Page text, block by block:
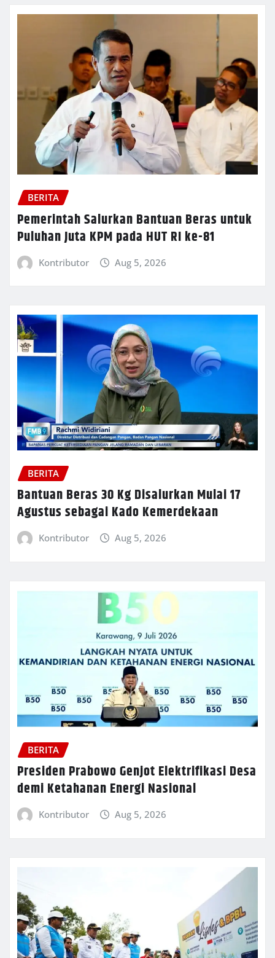
BERITA
Pemerintah Salurkan Bantuan Beras untuk
Puluhan Juta KPM pada HUT RI ke-81
Kontributor Aug 5, 2026
BERITA
Bantuan Beras 30 Kg Disalurkan Mulai 17
Agustus sebagai Kado Kemerdekaan
Kontributor Aug 5, 2026
BERITA
Presiden Prabowo Genjot Elektrifikasi Desa
demi Ketahanan Energi Nasional
Kontributor Aug 5, 2026